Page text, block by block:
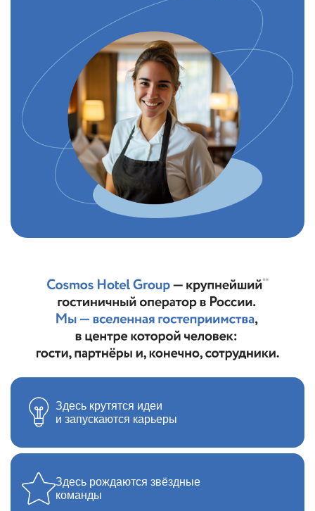
Здесь крутятся идеи
и запускаются карьеры
Здесь рождаются звёздные
команды